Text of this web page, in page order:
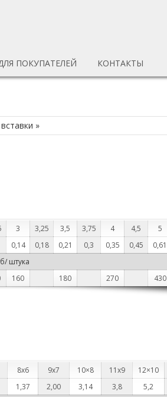
ПОКУПАТЕЛЕЙ КОНТАКТЫ
»
3 3,25 3,5 3,75 4 4,5 5
0,14 0,18 0,21 0,3 0,35 0,45 0,61
штука
160 180 270 430
8х6 9х7 10×8 11х9 12×10
1,37 2,00 3,14 3,8 5,2